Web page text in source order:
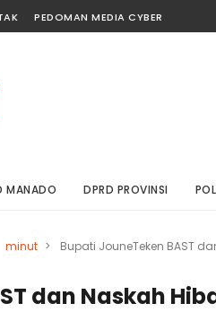
PEDOMAN MEDIA CYBER
MANADO DPRD PROVINSI
minut >
Bupati JouneTeken BAST
dan Naskah